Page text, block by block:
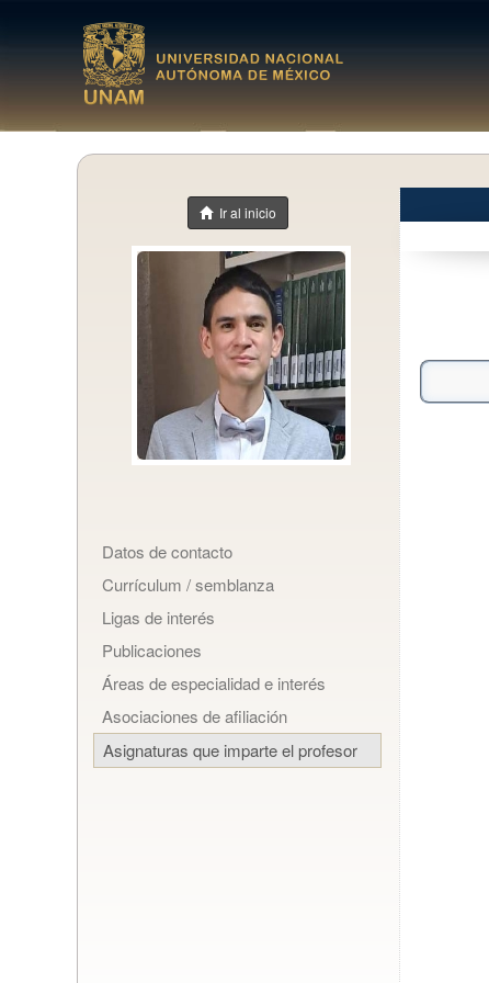
Ir al inicio
Datos de contacto
Currículum / semblanza
Ligas de interés
Publicaciones
Áreas de especialidad e interés
Asociaciones de afiliación
Asignaturas que imparte el profesor